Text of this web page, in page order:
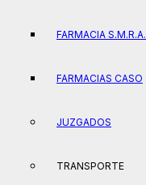
FARMACIA S.M.R.A.
FARMACIAS CASO
JUZGADOS
TRANSPORTE